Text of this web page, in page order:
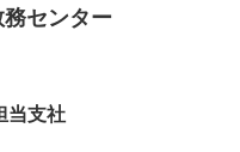
務センター
当支社